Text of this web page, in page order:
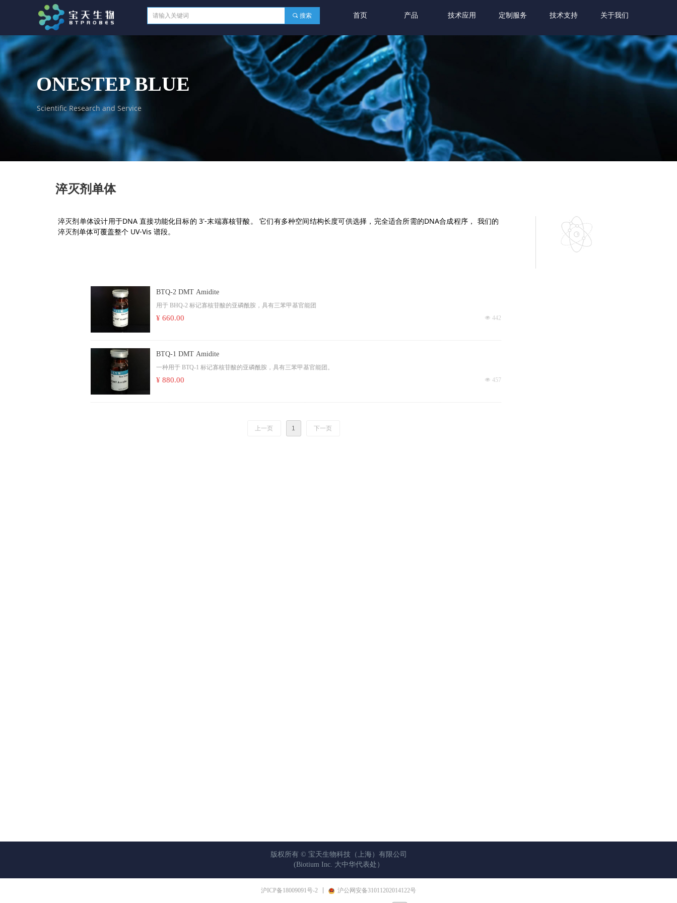
首页 产品 技术应用 定制服务 技术支持 关于我们
끠 搜索
ONESTEP BLUE
Scientific Research and Service
淬灭剂单体
淬灭剂单体设计用于DNA 直接功能化目标的 3'-末端寡核苷酸。 它们有多种空间结构长度可供选择，完全适合所需的DNA合成程序， 我们的
淬灭剂单体可覆盖整个 UV-Vis 谱段。
BTQ-2 DMT Amidite
用于 BHQ-2 标记寡核苷酸的亚磷酰胺，具有三苯甲基官能团
넶 442
¥ 660.00
BTQ-1 DMT Amidite
一种用于 BTQ-1 标记寡核苷酸的亚磷酰胺，具有三苯甲基官能团。
넶 457
¥ 880.00
上一页 1 下一页
版权所有 © 宝天生物科技（上海）有限公司
(Biotium Inc. 大中华代表处）
沪ICP备18009091号-2 沪公网安备31011202014122号